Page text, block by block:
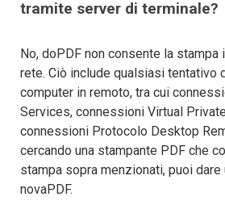
tramite server di terminale?
No, doPDF non consente la stampa
rete. Ciò include qualsiasi tentativo
computer in remoto, tra cui
Services, connessioni Virtual
connessioni Protocolo Desktop
cercando una stampante PDF che
stampa sopra menzionati, puoi dare
novaPDF.